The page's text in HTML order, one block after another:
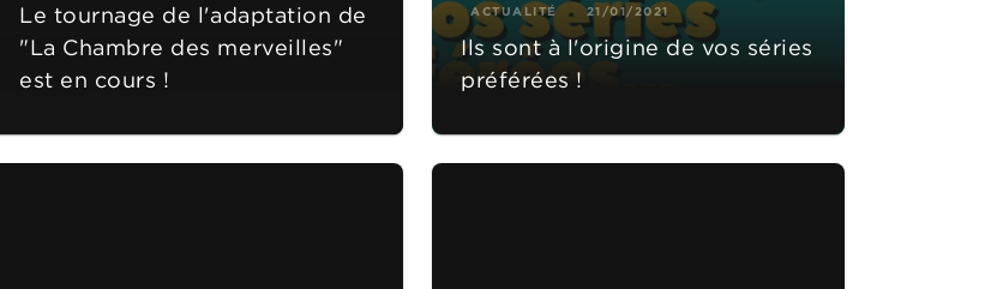
Le tournage de l'adaptation de
"La Chambre des merveilles"
est en cours !
ACTUALITÉ 21/01/2021
Ils sont à l'origine de vos séries
préférées !